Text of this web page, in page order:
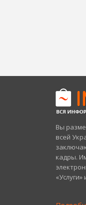
Вы
всей
кадры.
«Услуги»